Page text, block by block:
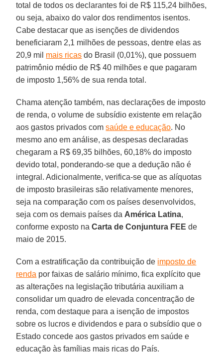
total de todos os declarantes foi de R$ 115,24 bilhões,
ou seja, abaixo do valor dos rendimentos isentos.
Cabe destacar que as isenções de dividendos
beneficiaram 2,1 milhões de pessoas, dentre elas as
20,9 mil mais ricas do Brasil (0,01%), que possuem
patrimônio médio de R$ 40 milhões e que pagaram
de imposto 1,56% de sua renda total.
Chama atenção também, nas declarações de imposto
de renda, o volume de subsídio existente em relação
aos gastos privados comsaúde e educação. No
mesmo ano em análise, as despesas declaradas
chegaram a R$ 69,35 bilhões, 60,18% do imposto
devido total, ponderando-se que a dedução não é
integral. Adicionalmente, verifica-se que as alíquotas
de imposto brasileiras são relativamente menores,
seja na comparação com os países desenvolvidos,
seja com os demais países da América Latina,
conforme exposto naCarta de Conjuntura FEE de
maio de 2015.
Com a estratificação da contribuição de imposto de
renda por faixas de salário mínimo, fica explícito que
as alterações na legislação tributária auxiliam a
consolidar um quadro de elevada concentração de
renda, com destaque para a isenção de impostos
sobre os lucros e dividendos e para o subsídio que o
Estado concede aos gastos privados em saúde e
educação às famílias mais ricas do País.